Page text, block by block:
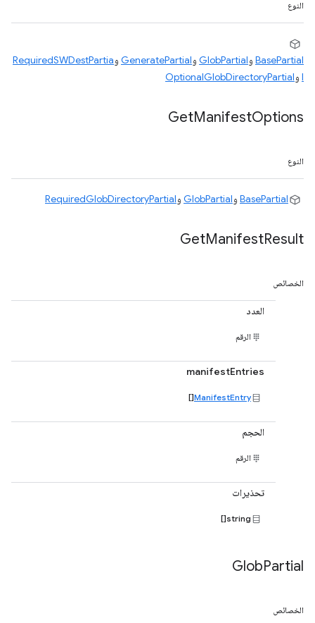
النوع
BasePartial وGlobPartial وGeneratePartial وRequiredSWDestPartia
l وOptionalGlobDirectoryPartial
GetManifestOptions
النوع
BasePartial وGlobPartial وRequiredGlobDirectoryPartial
GetManifestResult
الخصائص
العدد
الرقم
manifestEntries
ManifestEntry
[]
الحجم
الرقم
تحذيرات
string[]
GlobPartial
الخصائص